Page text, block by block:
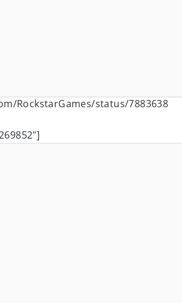
RockstarGames/status/7883638